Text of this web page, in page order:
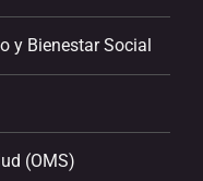
y Bienestar Social
(OMS)